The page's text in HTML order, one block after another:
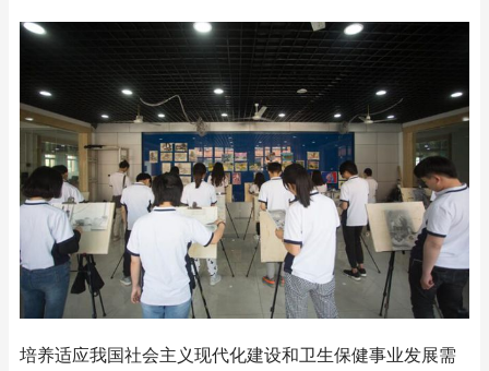
培养适应我国社会主义现代化建设和卫生保健事业发展需